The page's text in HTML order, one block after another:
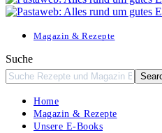
Magazin & Rezepte
Suche
Home
Magazin & Rezepte
Unsere E-Books